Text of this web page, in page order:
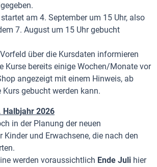
am 4. September um 15 Uhr, also
7. August um 15 Uhr gebucht
über die Kursdaten informieren
Kurse bereits einige Wochen/Monate vor
angezeigt mit einem Hinweis, ab
gebucht werden kann.
Halbjahr 2026
in der Planung der neuen
und Erwachsene, die nach den
werden voraussichtlich Ende Juli hier